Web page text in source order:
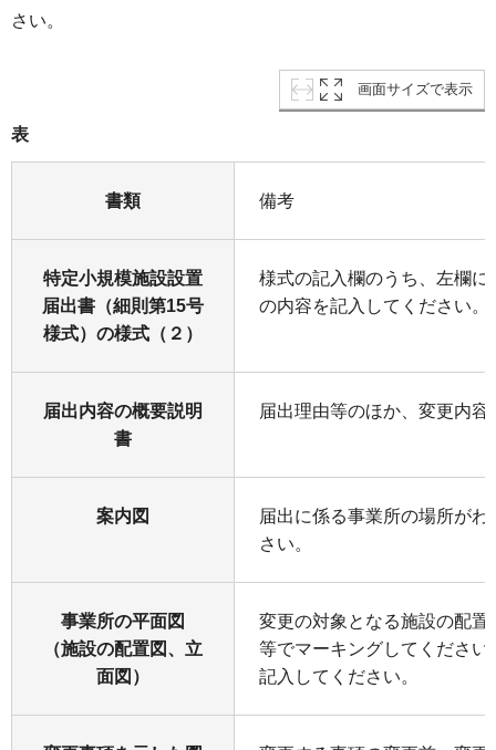
さい。
画面サイズで表示
表
書類 備考
特定小規模施設設置
届出書（細則第15号
様式）の様式（２）
様式の記入欄のうち、左欄
の内容を記入してください。
届出内容の概要説明
書
届出理由等のほか、変更内
案内図
届出に係る事業所の場所が
さい。
事業所の平面図
（施設の配置図、立
面図）
変更の対象となる施設の配
等でマーキングしてくださ
記入してください。